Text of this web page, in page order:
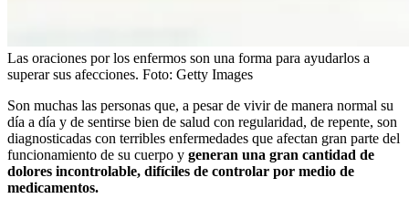
Las oraciones por los enfermos son una forma para ayudarlos a
superar sus afecciones. Foto: Getty Images
Son muchas las personas que, a pesar de vivir de manera normal su
día a día y de sentirse bien de salud con regularidad, de repente, son
diagnosticadas con terribles enfermedades que afectan gran parte del
funcionamiento de su cuerpo y generan una gran cantidad de
dolores incontrolable, difíciles de controlar por medio de
medicamentos.